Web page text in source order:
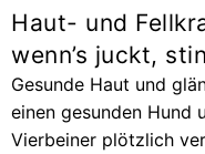
Haut- und
wenn’s juckt,
Gesunde Haut und
einen gesunden Hund
Vierbeiner plötzlich